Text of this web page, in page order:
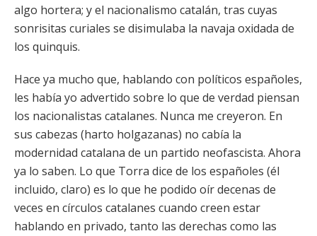
algo hortera; y el nacionalismo catalán, tras cuyas
sonrisitas curiales se disimulaba la navaja oxidada de
los quinquis.
Hace ya mucho que, hablando con políticos españoles,
les había yo advertido sobre lo que de verdad piensan
los nacionalistas catalanes. Nunca me creyeron. En
sus cabezas (harto holgazanas) no cabía la
modernidad catalana de un partido neofascista. Ahora
ya lo saben. Lo que Torra dice de los españoles (él
incluido, claro) es lo que he podido oír decenas de
veces en círculos catalanes cuando creen estar
hablando en privado, tanto las derechas como las